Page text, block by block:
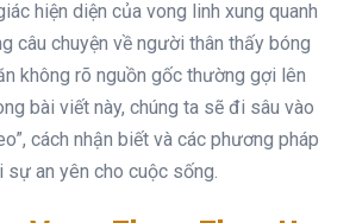
hiện diện của vong linh xung quanh
câu chuyện về người thân thấy bóng
không rõ nguồn gốc thường gợi lên
bài viết này, chúng ta sẽ đi sâu vào
cách nhận biết và các phương pháp
an yên cho cuộc sống.